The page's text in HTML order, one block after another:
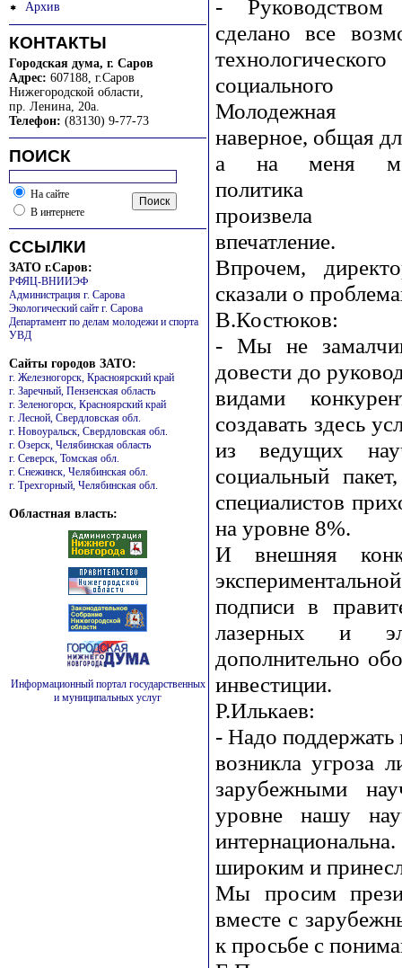
Архив
КОНТАКТЫ
Городская дума, г. Саров
Адрес: 607188, г.Саров
Нижегородской области,
пр. Ленина, 20а.
Телефон: (83130) 9-77-73
ПОИСК
На сайте
В интернете
ССЫЛКИ
ЗАТО г.Саров:
РФЯЦ-ВНИИЭФ
Администрация г. Сарова
Экологический сайт г. Сарова
Департамент по делам молодежи и спорта
УВД
Сайты городов ЗАТО:
г. Железногорск, Красноярский край
г. Заречный, Пензенская область
г. Зеленогорск, Красноярский край
г. Лесной, Свердловская обл.
г. Новоуральск, Свердловская обл.
г. Озерск, Челябинская область
г. Северск, Томская обл.
г. Снежинск, Челябинская обл.
г. Трехгорный, Челябинская обл.
Областная власть:
Информационный портал государственных
и муниципальных услуг
- Руководством
сделано все
социального
Молодежная
наверное, общая
а на меня
политика
произвела
впечатление.
Впрочем,
сказали о
В.Костюков:
- Мы не
довести до
видами
создавать здесь
из ведущих
социальный
специалистов
на уровне 8%.
И внешняя
подписи в
лазерных и
дополнительно
инвестиции.
Р.Илькаев:
- Надо
возникла угроза
зарубежными
уровне нашу
широким и
Мы просим
вместе с
к просьбе с